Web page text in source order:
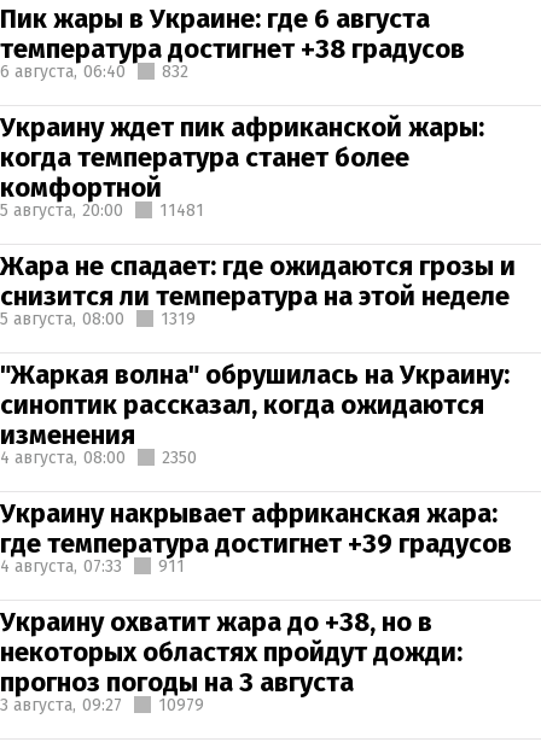
Пик жары в Украине: где 6 августа
температура достигнет +38 градусов
6 августа, 06:40 832
Украину ждет пик африканской жары:
когда температура станет более
комфортной
5 августа, 20:00 11481
Жара не спадает: где ожидаются грозы и
снизится ли температура на этой неделе
5 августа, 08:00 1319
"Жаркая волна" обрушилась на Украину:
синоптик рассказал, когда ожидаются
изменения
4 августа, 08:00 2350
Украину накрывает африканская жара:
где температура достигнет +39 градусов
4 августа, 07:33 911
Украину охватит жара до +38, но в
некоторых областях пройдут дожди:
прогноз погоды на 3 августа
3 августа, 09:27 10979